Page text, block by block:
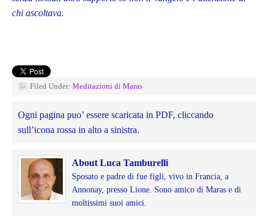
chi ascoltava.
Filed Under: Meditazioni di Maras
Ogni pagina puo’ essere scaricata in PDF, cliccando
sull’icona rossa in alto a sinistra.
About Luca Tamburelli
Sposato e padre di fue figli, vivo in Francia, a
Annonay, presso Lione. Sono amico di Maras e di
moltissimi suoi amici.